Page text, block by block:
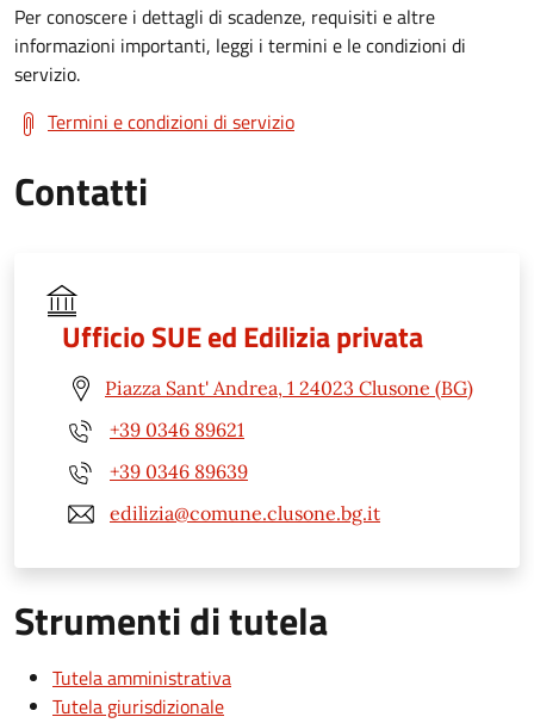
Per conoscere i dettagli di scadenze, requisiti e altre
informazioni importanti, leggi i termini e le condizioni di
servizio.
Termini e condizioni di servizio
Contatti
Ufficio SUE ed Edilizia privata
Piazza Sant' Andrea, 1 24023 Clusone (BG)
+39 0346 89621
+39 0346 89639
edilizia@comune.clusone.bg.it
Strumenti di tutela
Tutela amministrativa
Tutela giurisdizionale